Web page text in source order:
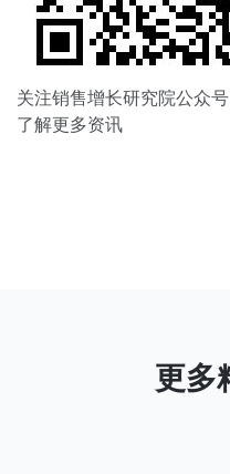
关注销售增长研究院公众号
了解更多资讯